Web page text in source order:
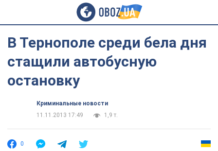
В Тернополе среди бела дня
стащили автобусную
остановку
Криминальные новости
11.11.2013 17:49
1,9 т.
0